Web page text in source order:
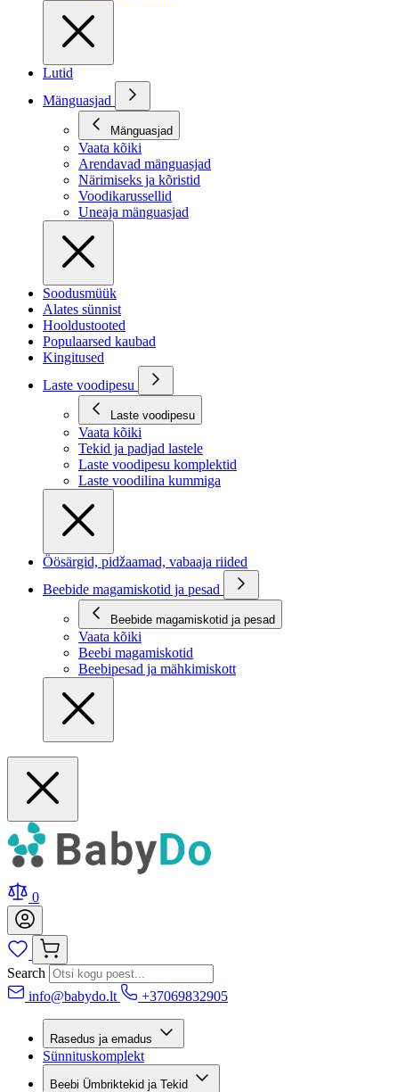
Lutid
Mänguasjad
Mänguasjad
Vaata kõiki
Arendavad mänguasjad
Närimiseks ja kõristid
Voodikarussellid
Uneaja mänguasjad
Soodusmüük
Alates sünnist
Hooldustooted
Populaarsed kaubad
Kingitused
Laste voodipesu
Laste voodipesu
Vaata kõiki
Tekid ja padjad lastele
Laste voodipesu komplektid
Laste voodilina kummiga
Öösärgid, pidžaamad, vabaaja riided
Beebide magamiskotid ja pesad
Beebide magamiskotid ja pesad
Vaata kõiki
Beebi magamiskotid
Beebipesad ja mähkimiskott
0
Search
info@babydo.lt
+37069832905
Rasedus ja emadus
Sünnituskomplekt
Beebi Ümbriktekid ja Tekid